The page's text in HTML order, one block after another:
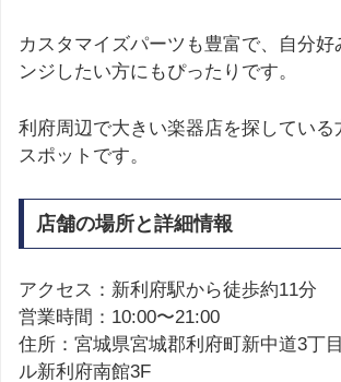
カスタマイズパーツも豊富で、自分好
ンジしたい方にもぴったりです。
利府周辺で大きい楽器店を探している
スポットです。
店舗の場所と詳細情報
アクセス：新利府駅から徒歩約11分
営業時間：10:00〜21:00
住所：宮城県宮城郡利府町新中道3丁
ル新利府南館3F